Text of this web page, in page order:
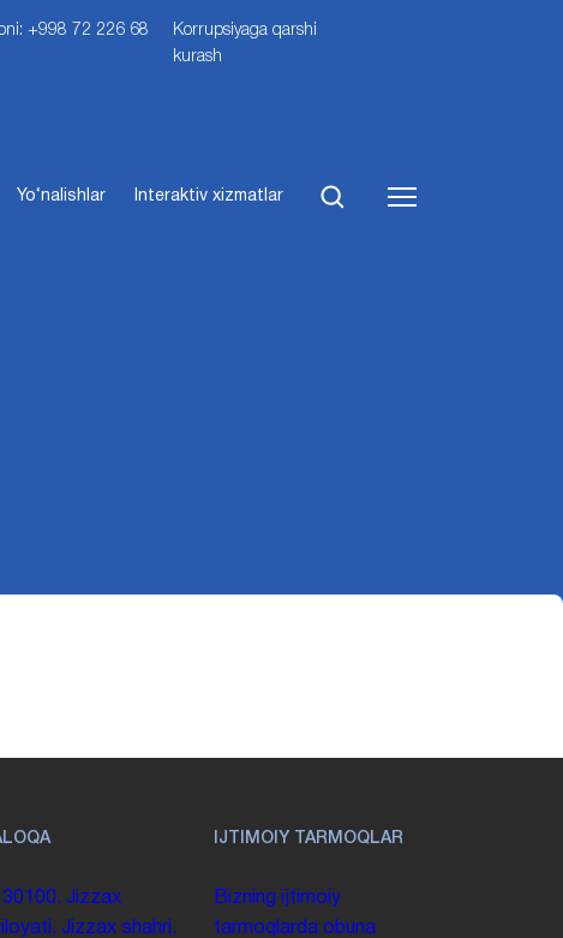
+998 72 226 68
Korrupsiyaga qarshi
kurash
Yo‘nalishlar Interaktiv xizmatlar
Jizzax
Jizzax shahri,
IJTIMOIY TARMOQLAR
Bizning ijtimoiy
tarmoqlarda obuna